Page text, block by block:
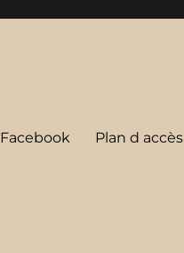
Facebook Plan d accès